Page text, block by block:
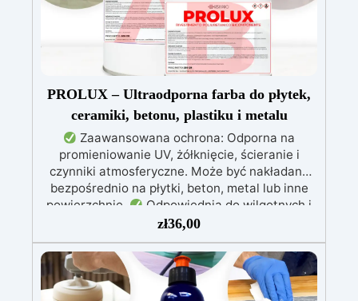
PROLUX – Ultraodporna farba do płytek,
ceramiki, betonu, plastiku i metalu
Zaawansowana ochrona: Odporna na
promieniowanie UV, żółknięcie, ścieranie i
czynniki atmosferyczne. Może być nakładana
bezpośrednio na płytki, beton, metal lub inne
powierzchnie.
Odpowiednia do wilgotnych i
intensywnie użytkowanych miejsc: Specjalna
formuła, idealna do środowisk wymagających
najwyższej trwałości.
Wszechstronne i
personalizowane wykończenie: Dostępna w
kolorystyce RAL lub NCS, z wykończeniem w
zł36,00